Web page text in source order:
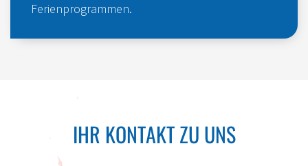
Ferienprogrammen.
IHR KONTAKT ZU UNS